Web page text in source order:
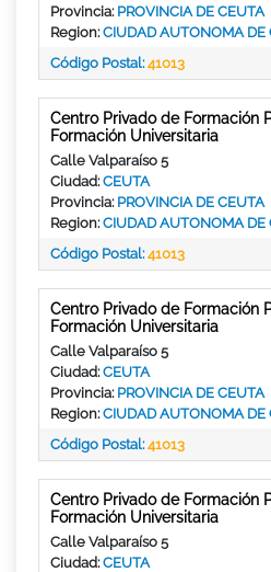
Provincia: PROVINCIA DE CEUTA
Region:CIUDAD AUTONOMA DE
Código Postal:41013
Centro Privado de Formación
Formación Universitaria
Calle Valparaíso 5
Ciudad:CEUTA
Provincia: PROVINCIA DE CEUTA
Region:CIUDAD AUTONOMA DE
Código Postal:41013
Centro Privado de Formación
Formación Universitaria
Calle Valparaíso 5
Ciudad:CEUTA
Provincia: PROVINCIA DE CEUTA
Region:CIUDAD AUTONOMA DE
Código Postal:41013
Centro Privado de Formación
Formación Universitaria
Calle Valparaíso 5
Ciudad:CEUTA